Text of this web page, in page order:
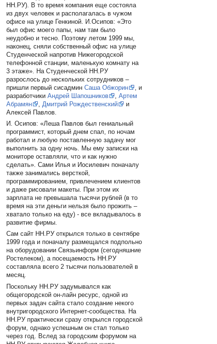
НН.РУ). В то время компания еще состояла
из двух человек и располагалась в чужом
офисе на улице Генкиной. И.Осипов: «Это
был офис моего папы, нам там было
неудобно и тесно. Поэтому летом 1999 мы,
наконец, сняли собственный офис на улице
Студенческой напротив Нижегородской
телефонной станции, маленькую комнату на
3 этаже». На Студенческой НН.РУ
разрослось до нескольких сотрудников –
пришли первый сисадминСаша Обжорин
, и
разработчикиАндрей Шапошников ,Артем
Абрамян
Дмитрий Рождественский
и
Алексей Павлов.
И. Осипов: «Леша Павлов был гениальный
программист, который днем спал, по ночам
работал и любую поставленную задачу мог
выполнить за одну ночь. Мы ему записки на
мониторе оставляли, что и как нужно
сделать». Сами Илья и Иосилевич поначалу
также занимались версткой,
программированием, привлечением клиентов
и даже рисовали макеты. При этом их
зарплата не превышала тысячи рублей (в то
время на эти деньги нельзя было прожить –
хватало только на еду) - все вкладывалось в
развитие фирмы.
Сам сайт НН.РУ открылся только в сентябре
1999 года и поначалу размещался подпольно
на оборудовании Связьинформ (сегодняшние
Ростелеком), а посещаемость НН.РУ
составляла всего 2 тысячи пользователей в
месяц.
Поскольку НН.РУ задумывался как
общегородской он-лайн ресурс, одной из
первых задач сайта стало создание некого
внутригородского Интернет-сообщества. На
НН.РУ практически сразу открылся городской
форум, однако успешным он стал только
через год. Вслед за городским форумом на